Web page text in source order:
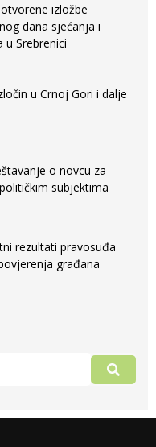
izložbe
dana sjećanja i
u Srebrenici
u Crnoj Gori i dalje
o novcu za
subjektima
rezultati pravosuđa
građana